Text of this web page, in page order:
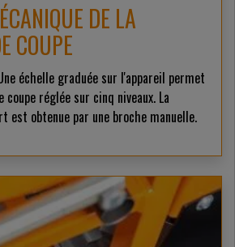
DE LA
COUPE
échelle graduée sur l'appareil permet
réglée sur cinq niveaux. La
est obtenue par une broche manuelle.